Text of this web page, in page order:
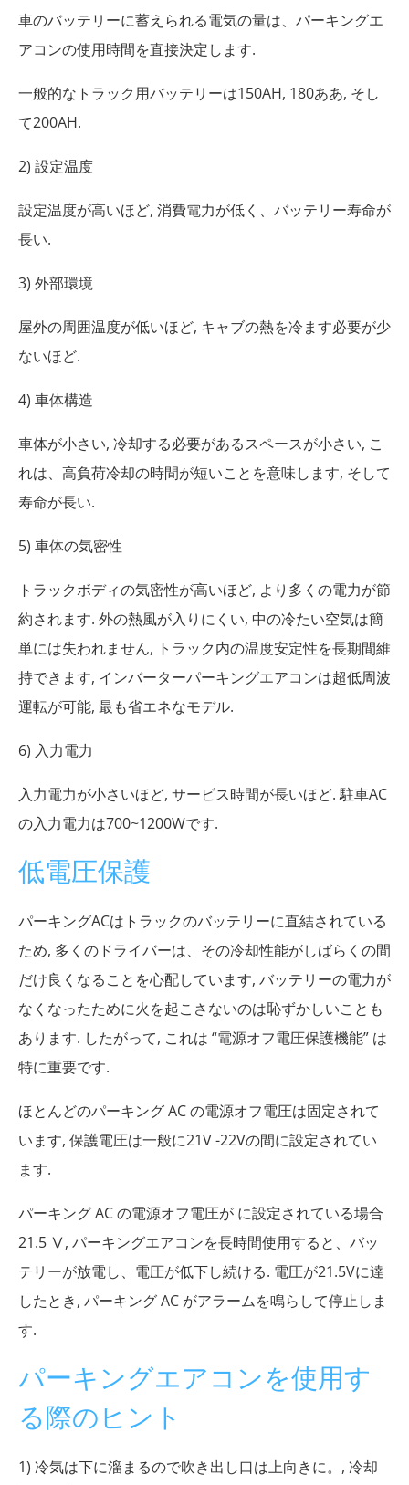
車のバッテリーに蓄えられる電気の量は、パーキングエ
アコンの使用時間を直接決定します.
一般的なトラック用バッテリーは150AH, 180ああ, そし
て200AH.
2) 設定温度
設定温度が高いほど, 消費電力が低く、バッテリー寿命が
長い.
3) 外部環境
屋外の周囲温度が低いほど, キャブの熱を冷ます必要が少
ないほど.
4) 車体構造
車体が小さい, 冷却する必要があるスペースが小さい, こ
れは、高負荷冷却の時間が短いことを意味します, そして
寿命が長い.
5) 車体の気密性
トラックボディの気密性が高いほど, より多くの電力が節
約されます. 外の熱風が入りにくい, 中の冷たい空気は簡
単には失われません, トラック内の温度安定性を長期間維
持できます, インバーターパーキングエアコンは超低周波
運転が可能, 最も省エネなモデル.
6) 入力電力
入力電力が小さいほど, サービス時間が長いほど. 駐車AC
の入力電力は700~1200Wです.
低電圧保護
パーキングACはトラックのバッテリーに直結されている
ため, 多くのドライバーは、その冷却性能がしばらくの間
だけ良くなることを心配しています, バッテリーの電力が
なくなったために火を起こさないのは恥ずかしいことも
あります. したがって, これは “電源オフ電圧保護機能” は
特に重要です.
ほとんどのパーキング AC の電源オフ電圧は固定されて
います, 保護電圧は一般に21V -22Vの間に設定されてい
ます.
パーキング AC の電源オフ電圧が に設定されている場合
21.5 Ⅴ, パーキングエアコンを長時間使用すると、バッ
テリーが放電し、電圧が低下し続ける. 電圧が21.5Vに達
したとき, パーキング AC がアラームを鳴らして停止しま
す.
パーキングエアコンを使用す
る際のヒント
1) 冷気は下に溜まるので吹き出し口は上向きに。, 冷却